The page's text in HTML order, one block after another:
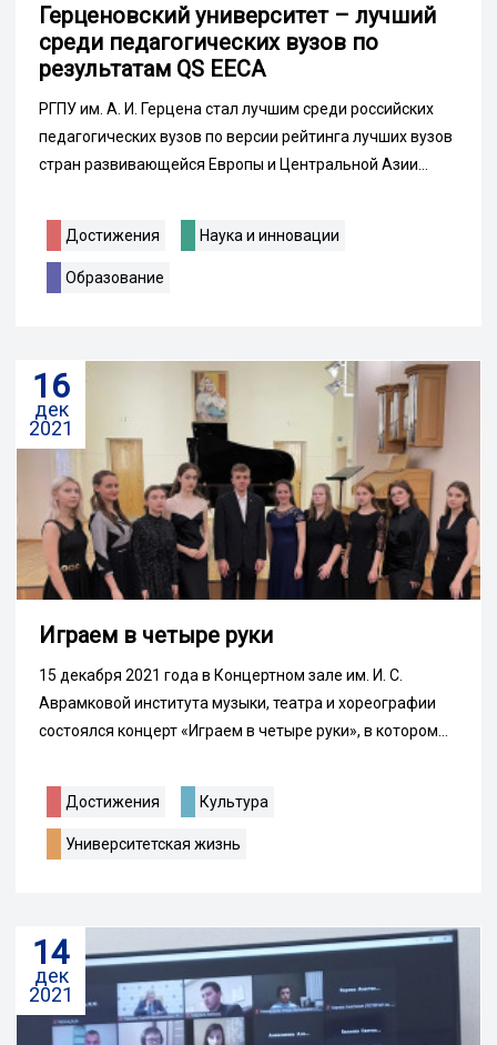
Герценовский университет – лучший
среди педагогических вузов по
результатам QS EECA
РГПУ им. А. И. Герцена стал лучшим среди российских
педагогических вузов по версии рейтинга лучших вузов
стран развивающейся Европы и Центральной Азии...
Достижения Наука и инновации
Образование
16
дек
2021
Играем в четыре руки
15 декабря 2021 года в Концертном зале им. И. С.
Аврамковой института музыки, театра и хореографии
состоялся концерт «Играем в четыре руки», в котором...
Достижения Культура
Университетская жизнь
14
дек
2021